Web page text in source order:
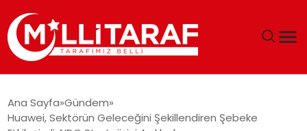
ÖZEL SAYFALAR
Ana Sayfa Gündem
Huawei, Sektörün Geleceğini Şekillendiren Şebeke